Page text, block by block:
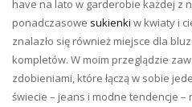
have na lato w garderobie każdej z
ponadczasowe sukienki w kwiaty i
znalazło się również miejsce dla
kompletów. W moim przeglądzie
zdobieniami, które łączą w sobie
świecie – jeans i modne tendencje